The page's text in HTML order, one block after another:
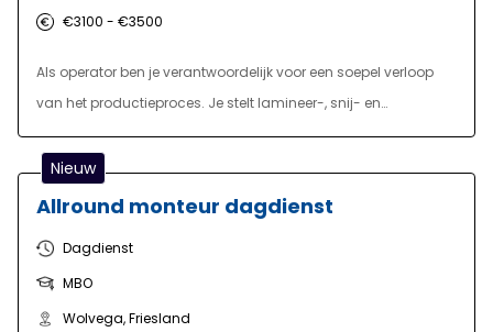
€3100 - €3500
Als operator ben je verantwoordelijk voor een soepel verloop
van het productieproces. Je stelt lamineer-, snij- en
sealmachines in en om, bedient deze tijdens de productie en
houdt het proces nauwlettend in de gaten. Bij afwijkingen grijp
je in: je lost kleine storingen zelf op en voert lichte reparaties uit.
nodig en zorg je voor het verpakken van het eindproduct en
het aan- en afvoeren van materialen. Je werkt in een 3-
ploegendienst met ochtend-, middag- en nachtdiensten, met
Nieuw
Allround monteur dagdienst
Dagdienst
MBO
Wolvega, Friesland